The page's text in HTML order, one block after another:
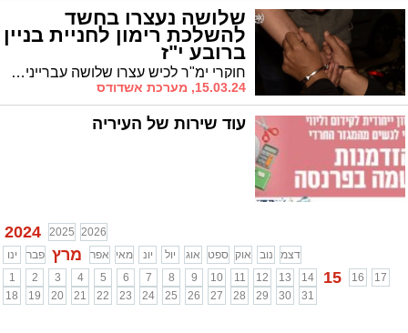
שלושה נעצרו בחשד
להשלכת רימון לחניית בניין
ברובע י"ז
חוקרי ימ"ר לכיש עצרו שלושה עבריינים מוכרים מאשדוד, בחשד למעורבות באירועים פליליים חמורים באשדוד, האחרון שבהם הוא זריקת רימון רסס לעבר חניית בניין ברובע י"ז. שניים מהחשודים טוענים שהיו בחו"ל בעת האירוע
15.03.24, מערכת אשדודס
עוד שירות של העיריה
2024 2025 2026
ינו
פבר מרץ אפר מאי יונ יול אוג ספט אוק נוב
דצמ
1
2 3 4 5 6 7 8 9 10 11 12 13 14 15 16
17
18
19 20 21 22 23 24 25 26 27 28 29 30 31